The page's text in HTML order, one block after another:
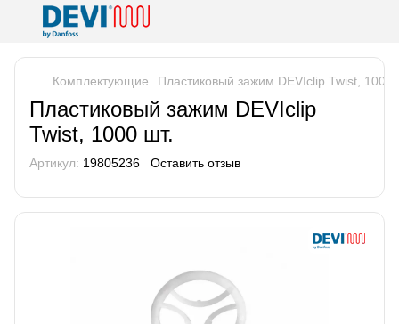
Комплектующие Пластиковый зажим DEVIclip Twist, 1000
Пластиковый зажим DEVIclip
Twist, 1000 шт.
Артикул: 19805236 Оставить отзыв